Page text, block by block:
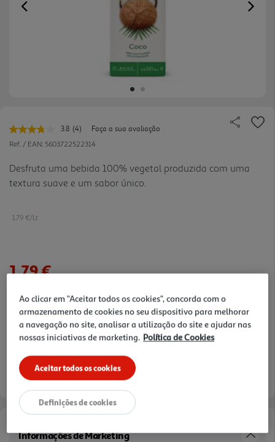
Previous
3.8 Leu
4
Link
para
a
(4)
Faça a sua avaliação
Ref. / EAN: 5603722522314
Desfruta uma bebida 100% vegetal produzida com uma
textura suave e um sabor único.
1.79 €/Lt
1,79 €
Notas de preparação
Informações de Marketing
Ao clicar em "Aceitar todos os cookies", concorda com o
armazenamento de cookies no seu dispositivo para melhorar
a navegação no site, analisar a utilização do site e ajudar nas
nossas iniciativas de marketing. Política de Cookies
Aceitar todos os cookies
Definições de cookies